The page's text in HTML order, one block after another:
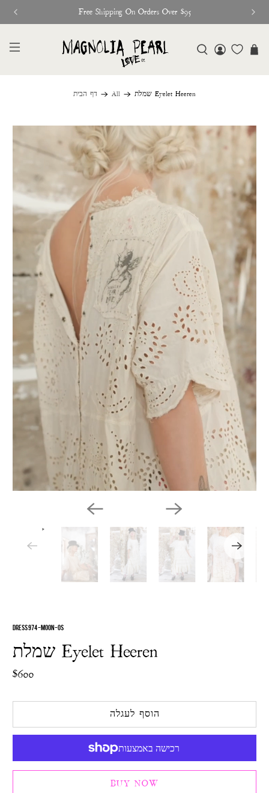
Free Shipping On Orders Over $95
דף הבית All שמלת Eyelet Heeren
DRESS 974-MOON-OS
שמלת Eyelet Heeren
$600
הוסף לעגלה
BUY NOW